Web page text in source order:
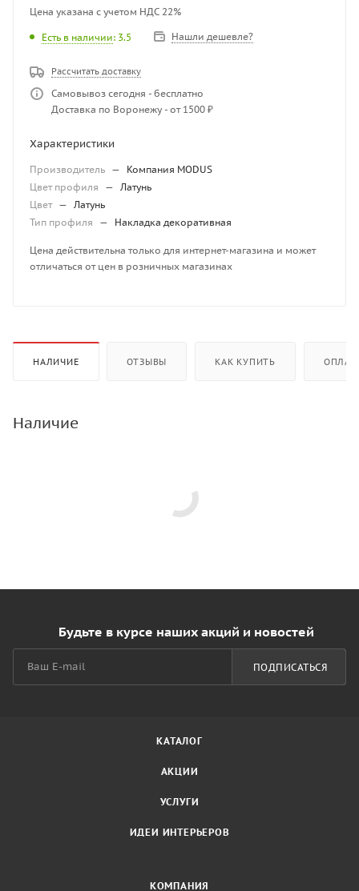
Цена указана с учетом НДС 22%
Есть в наличии: 3.5 Нашли дешевле?
Рассчитать доставку
Самовывоз сегодня - бесплатно
Доставка по Воронежу - от 1500 ₽
Характеристики
Производитель —
Компания MODUS
Цвет профиля
— Латунь
Цвет — Латунь
Тип профиля
— Накладка декоративная
Цена действительна только для интернет-магазина и может
отличаться от цен в розничных магазинах
НАЛИЧИЕ ОТЗЫВЫ КАК КУПИТЬ
Наличие
Будьте в курсе наших акций и новостей
ПОДПИСАТЬСЯ
КАТАЛОГ
АКЦИИ
УСЛУГИ
ИДЕИ ИНТЕРЬЕРОВ
КОМПАНИЯ